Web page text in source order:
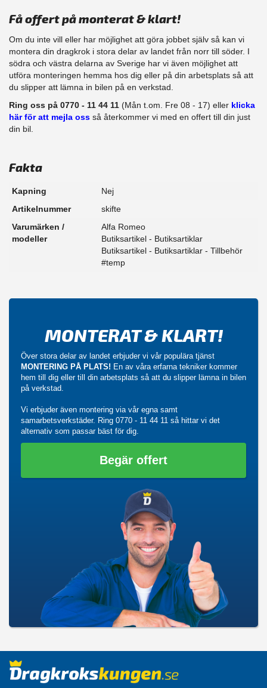
Få offert på monterat & klart!
Om du inte vill eller har möjlighet att göra jobbet själv så kan vi
montera din dragkrok i stora delar av landet från norr till söder. I
södra och västra delarna av Sverige har vi även möjlighet att
​utföra monteringen hemma hos dig eller på din arbetsplats så att
du slipper att lämna in bilen på en verkstad.
Ring oss på 0770 - 11 44 11 (Mån t.om. Fre 08 - 17) eller klicka
här för att mejla oss så återkommer vi med en offert till din just
din bil.
Fakta
Kapning
Nej
Artikelnummer
skifte
Varumärken /
modeller
Alfa Romeo
Butiksartikel - Butiksartiklar
Butiksartikel - Butiksartiklar - Tillbehör
#temp
MONTERAT & KLART!
Över stora delar av landet erbjuder vi vår populära tjänst
MONTERING PÅ PLATS! En av våra erfarna tekniker kommer
hem till dig eller till din arbetsplats så att du slipper lämna in bilen
på verkstad.
Vi erbjuder även montering via vår egna samt
samarbetsverkstäder. Ring 0770 - 11 44 11 så hittar vi det
alternativ som passar bäst för dig.
Begär offert